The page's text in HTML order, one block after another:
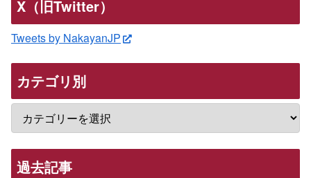
X（旧Twitter）
Tweets by NakayanJP
カテゴリ別
過去記事